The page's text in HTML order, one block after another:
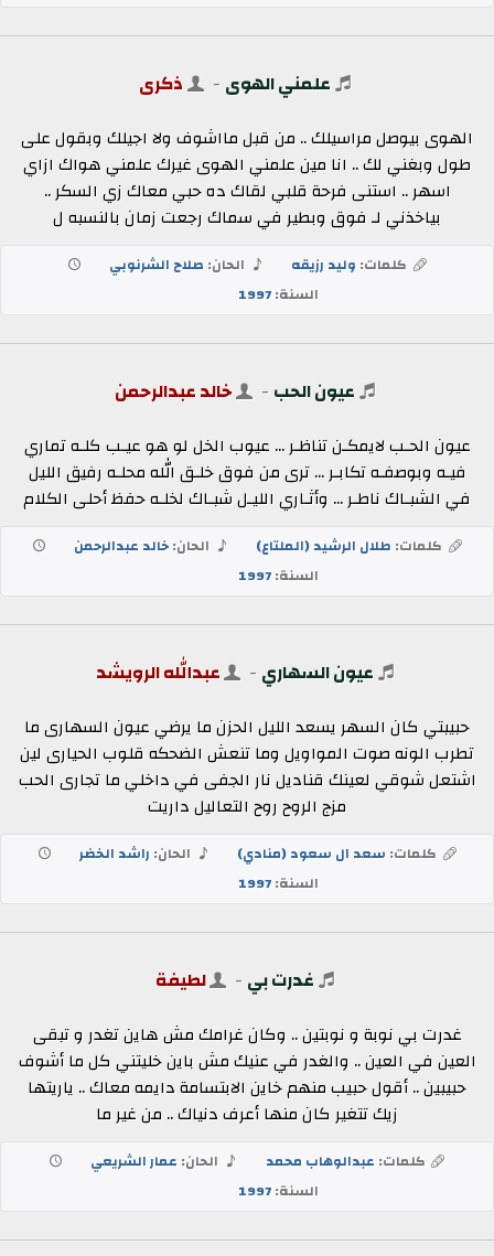
علمني الهوى - ذكرى
الهوى بيوصل مراسيلك .. من قبل مااشوف ولا اجيلك وبقول على
طول وبغني لك .. انا مين علمني الهوى غيرك علمني هواك ازاي
اسهر .. استنى فرحة قلبي لقاك ده حبي معاك زي السكر ..
بياخذني لـ فوق وبطير في سماك رجعت زمان بالنسبه ل
كلمات: وليد رزيقه الحان: صلاح الشرنوبي
السنة:1997
عيون الحب - خالد عبدالرحمن
عيون الحـب لايمكـن تناظـر ... عيوب الخل لو هو عيـب كلـه تماري
فيـه وبوصفـه تكابـر ... ترى من فوق خلـق الله محلـه رفيق الليل
في الشبـاك ناطـر ... وأثـاري الليـل شبـاك لخلـه حفظ أحلى الكلام
كلمات: طلال الرشيد (الملتاع) الحان:خالد عبدالرحمن
السنة:1997
عيون السهاري - عبدالله الرويشد
حبيبتي كان السهر يسعد الليل الحزن ما يرضي عيون السهارى ما
تطرب الونه صوت المواويل وما تنعش الضحكه قلوب الحيارى لين
اشتعل شوقي لعينك قناديل نار الجفى في داخلي ما تجارى الحب
مزج الروح روح التعاليل داريت
كلمات: سعد ال سعود (منادي) الحان: راشد الخضر
السنة:1997
غدرت بي - لطيفة
غدرت بي نوبة و نوبتين .. وكان غرامك مش هاين تغدر و تبقى
العين في العين .. والغدر في عنيك مش باين خليتني كل ما أشوف
حبيبين .. أقول حبيب منهم خاين الابتسامة دايمه معاك .. ياريتها
زيك تتغير كان منها أعرف دنياك .. من غير ما
كلمات: عبدالوهاب محمد الحان: عمار الشريعي
السنة:1997